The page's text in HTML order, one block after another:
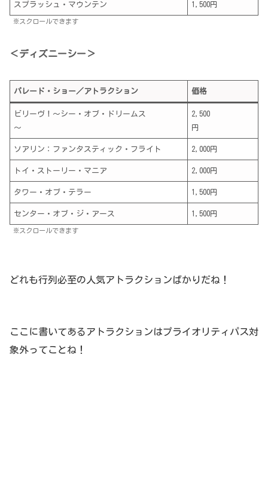
スプラッシュ・マウンテン 1,500円
※スクロールできます
＜ディズニーシー＞
パレード・ショー／アトラクション 価格
ビリーヴ！～シー・オブ・ドリームス
～
2,500
円
ソアリン：ファンタスティック・フライト 2,000円
トイ・ストーリー・マニア 2,000円
タワー・オブ・テラー 1,500円
センター・オブ・ジ・アース 1,500円
※スクロールできます
どれも行列必至の人気アトラクションばかりだね！
ここに書いてあるアトラクションはプライオリティパス対
象外ってことね！